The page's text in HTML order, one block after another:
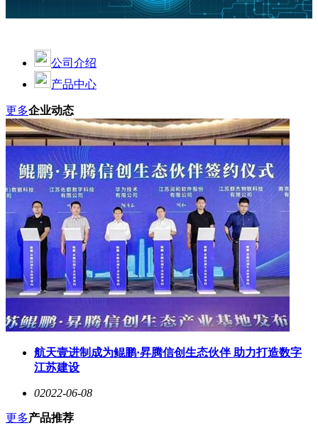
公司介绍
产品中心
更多企业动态
航天壹进制成为鲲鹏·昇腾信创生态伙伴 助力打造数字
江苏建设
02022-06-08
更多产品推荐